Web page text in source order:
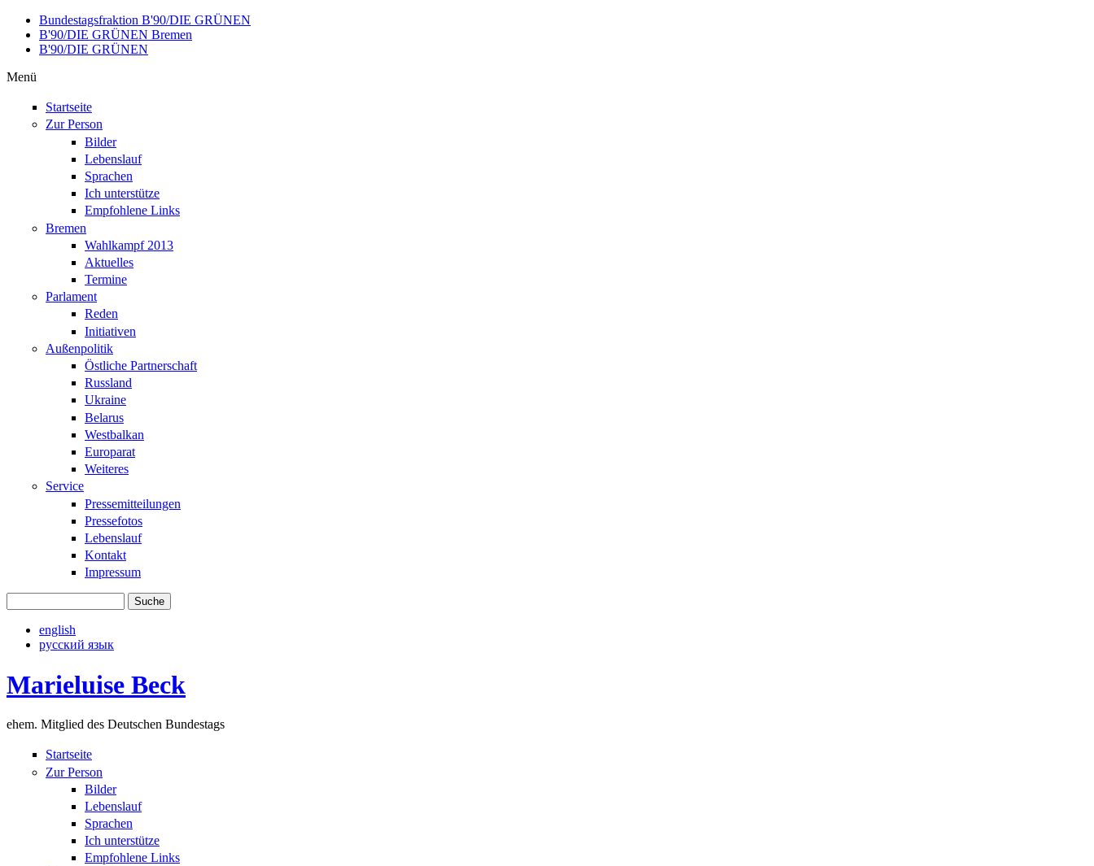
Direkt zum Inhalt
Bundestagsfraktion B'90/DIE GRÜNEN
B'90/DIE GRÜNEN Bremen
B'90/DIE GRÜNEN
Menü
Startseite
Zur Person
Bilder
Lebenslauf
Sprachen
Ich unterstütze
Empfohlene Links
Bremen
Wahlkampf 2013
Aktuelles
Termine
Parlament
Reden
Initiativen
Außenpolitik
Östliche Partnerschaft
Russland
Ukraine
Belarus
Westbalkan
Europarat
Weiteres
Service
Pressemitteilungen
Pressefotos
Lebenslauf
Kontakt
Impressum
english
русский язык
Marieluise Beck
ehem. Mitglied des Deutschen Bundestags
Startseite
Zur Person
Bilder
Lebenslauf
Sprachen
Ich unterstütze
Empfohlene Links